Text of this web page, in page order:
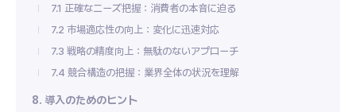
7.1 正確なニーズ把握：消費者の本音に迫る
7.2 市場適応性の向上：変化に迅速対応
7.3 戦略の精度向上：無駄のないアプローチ
7.4 競合構造の把握：業界全体の状況を理解
8. 導入のためのヒント